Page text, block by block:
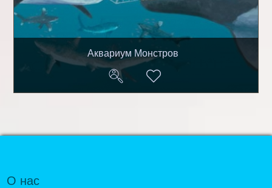
Аквариум Монстров
О нас